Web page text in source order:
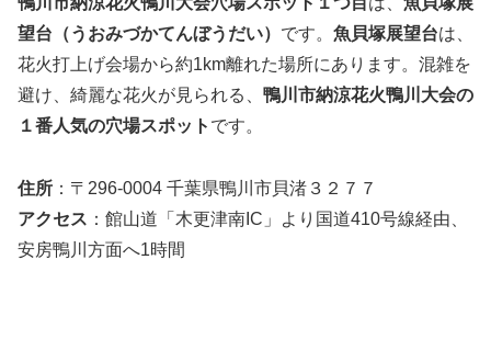
望台（うおみづかてんぼうだい） です。 魚貝塚展望台は、
花火打上げ会場から約1km離れた場所にあります。混雑を
避け、綺麗な花火が見られる、 鴨川市納涼花火鴨川大会の
１番人気の穴場スポット です。
住所 ：〒296-0004 千葉県鴨川市貝渚３２７７
アクセス ：館山道「木更津南IC」より国道410号線経由、
安房鴨川方面へ1時間